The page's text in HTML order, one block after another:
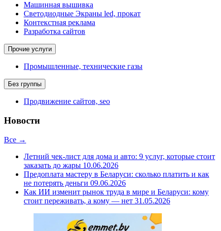
Машинная вышивка
Светодиодные Экраны led, прокат
Контекстная реклама
Разработка сайтов
Прочие услуги
Промышленные, технические газы
Без группы
Продвижение сайтов, seo
Новости
Все →
Летний чек-лист для дома и авто: 9 услуг, которые стоит
заказать до жары 10.06.2026
Предоплата мастеру в Беларуси: сколько платить и как
не потерять деньги 09.06.2026
Как ИИ изменит рынок труда в мире и Беларуси: кому
стоит переживать, а кому — нет 31.05.2026